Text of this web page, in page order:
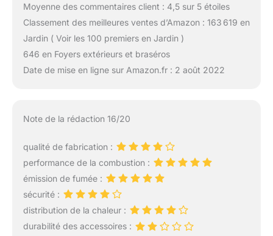
Moyenne des commentaires client : 4,5 sur 5 étoiles
Classement des meilleures ventes d’Amazon : 163 619 en
Jardin ( Voir les 100 premiers en Jardin )
646 en Foyers extérieurs et braséros
Date de mise en ligne sur Amazon.fr : 2 août 2022
Note de la rédaction 16/20
qualité de fabrication :
performance de la combustion :
émission de fumée :
sécurité :
distribution de la chaleur :
durabilité des accessoires :